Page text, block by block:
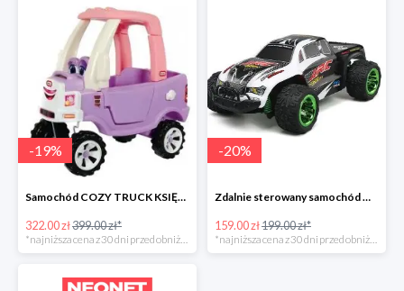
-19%
Samochód COZY TRUCK KSIĘŻNICZKI
322.00 zł399.00 zł*
*najniższa cena z 30 dni przed obniżką
-20%
Zdalnie sterowany samochód Q35
159.00 zł199.00 zł*
*najniższa cena z 30 dni przed obniżką